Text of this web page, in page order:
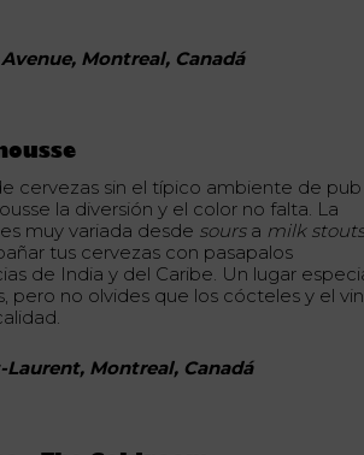
Montreal, Canadá
cervezas sin el típico ambiente de pub
la diversión y el color no falta. La
muy variada desde soursa milk
tus cervezas con pasapalos
de India y del Caribe. Un lugar
pero no olvides que los cócteles y el
Laurent, Montreal, Canadá